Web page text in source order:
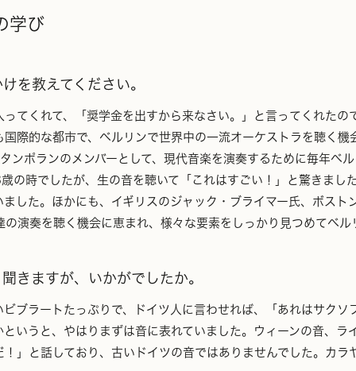
学び
を教えてください。
くれて、「奨学金を出すから来なさい。」と言ってくれたの
際的な都市で、ベルリンで世界中の一流オーケストラを聴く
ンポランのメンバーとして、現代音楽を演奏するために毎年ベ
時でしたが、生の音を聴いて「これはすごい！」と驚きまし
した。ほかにも、イギリスのジャック・ブライマー氏、ボス
演奏を聴く機会に恵まれ、様々な要素をしっかり見つめてベ
きますが、いかがでしたか。
ラートたっぷりで、ドイツ人に言わせれば、「あれはサクソ
いうと、やはりまずは音に表れていました。ウィーンの音、
」と話しており、古いドイツの音ではありませんでした。カラ